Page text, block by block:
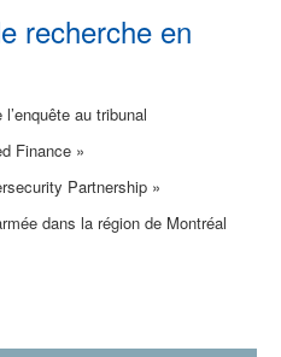
recherche en
au tribunal
Finance »
Partnership »
dans la région de Montréal